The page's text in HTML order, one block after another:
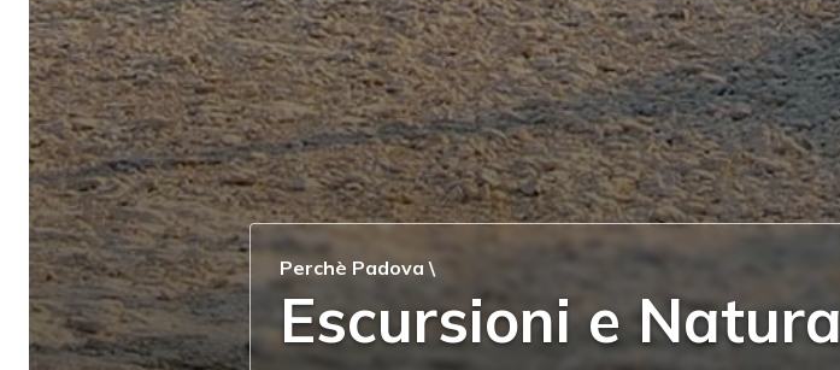
Perchè Padova \
Escursioni e Natura